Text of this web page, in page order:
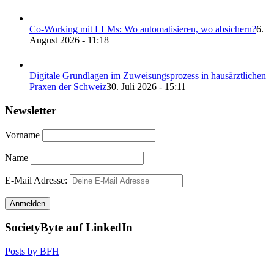
Co-Working mit LLMs: Wo automatisieren, wo absichern?6.
August 2026 - 11:18
Digitale Grundlagen im Zuweisungsprozess in hausärztlichen
Praxen der Schweiz30. Juli 2026 - 15:11
Newsletter
Vorname
Name
E-Mail Adresse:
SocietyByte auf LinkedIn
Posts by BFH